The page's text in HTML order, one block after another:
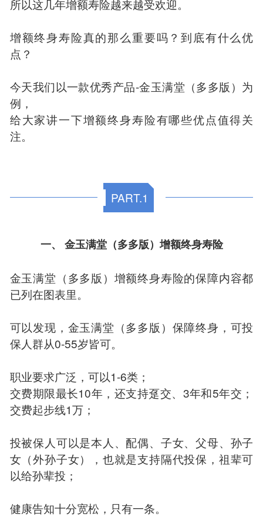
所以这几年增额寿险越来越受欢迎。
增额终身寿险真的那么重要吗？到底有什么优
点？
今天我们以一款优秀产品-金玉满堂（多多版）为
例，
给大家讲一下增额终身寿险有哪些优点值得关
注。
PART.1
一、 金玉满堂（多多版）增额终身寿险
金玉满堂（多多版）增额终身寿险的保障内容都
已列在图表里。
可以发现，金玉满堂（多多版）保障终身，可投
保人群从0-55岁皆可。
职业要求广泛，可以1-6类；
交费期限最长10年，还支持趸交、3年和5年交；
交费起步线1万；
投被保人可以是本人、配偶、子女、父母、孙子
女（外孙子女），也就是支持隔代投保，祖辈可
以给孙辈投；
健康告知十分宽松，只有一条。